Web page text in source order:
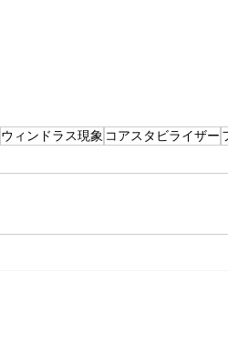
ウィンドラス現象 コアスタビライザー